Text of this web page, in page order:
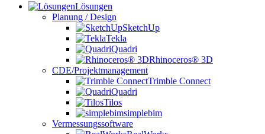
Lösungen
Planung / Design
SketchUp
Tekla
Quadri
Rhinoceros® 3D
CDE/Projektmanagement
Trimble Connect
Quadri
Tilos
simplebim
Vermessungssoftware